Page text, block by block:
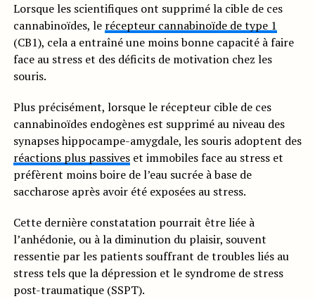
Lorsque les scientifiques ont supprimé la cible de ces
cannabinoïdes, le récepteur cannabinoïde de type 1
(CB1), cela a entraîné une moins bonne capacité à faire
face au stress et des déficits de motivation chez les
souris.
Plus précisément, lorsque le récepteur cible de ces
cannabinoïdes endogènes est supprimé au niveau des
synapses hippocampe-amygdale, les souris adoptent des
réactions plus passiveset immobiles face au stress et
préfèrent moins boire de l’eau sucrée à base de
saccharose après avoir été exposées au stress.
Cette dernière constatation pourrait être liée à
l’anhédonie, ou à la diminution du plaisir, souvent
ressentie par les patients souffrant de troubles liés au
stress tels que la dépression et le syndrome de stress
post-traumatique (SSPT).